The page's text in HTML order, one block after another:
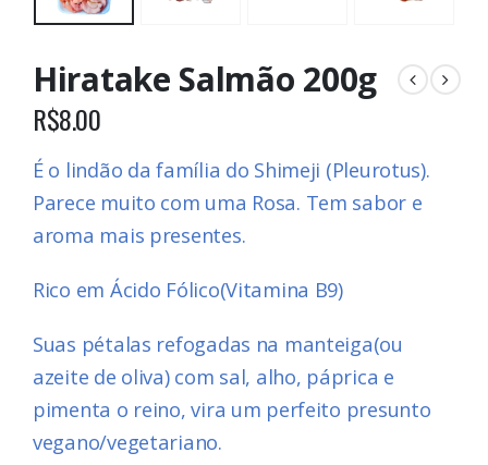
Hiratake Salmão 200g
R$8.00
É o lindão da família do Shimeji (Pleurotus).
Parece muito com uma Rosa. Tem sabor e
aroma mais presentes.
Rico em Ácido Fólico(Vitamina B9)
Suas pétalas refogadas na manteiga(ou
azeite de oliva) com sal, alho, páprica e
pimenta o reino, vira um perfeito presunto
vegano/vegetariano.